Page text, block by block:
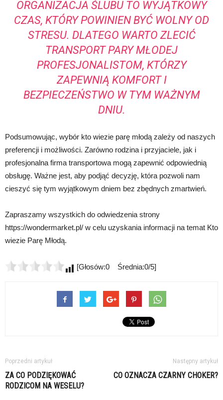
ORGANIZACJA ŚLUBU TO WYJĄTKOWY
CZAS, KTÓRY POWINIEN BYĆ WOLNY OD
STRESU. DLATEGO WARTO ZLECIĆ
TRANSPORT PARY MŁODEJ
PROFESJONALISTOM, KTÓRZY
ZAPEWNIĄ KOMFORT I
BEZPIECZEŃSTWO W TYM WAŻNYM
DNIU.
Podsumowując, wybór kto wiezie parę młodą zależy od naszych
preferencji i możliwości. Zarówno rodzina i przyjaciele, jak i
profesjonalna firma transportowa mogą zapewnić odpowiednią
obsługę. Ważne jest, aby podjąć decyzję, która pozwoli nam
cieszyć się tym wyjątkowym dniem bez zbędnych zmartwień.
Zapraszamy wszystkich do odwiedzenia strony
https://wondermarket.pl/ w celu uzyskania informacji na temat Kto
wiezie Parę Młodą.
[Głosów:0 Średnia:0/5]
Poprzedni artykuł
ZA CO PODZIĘKOWAĆ
RODZICOM NA WESELU?
Następny artykuł
CO OZNACZA CZARNY CHOKER?